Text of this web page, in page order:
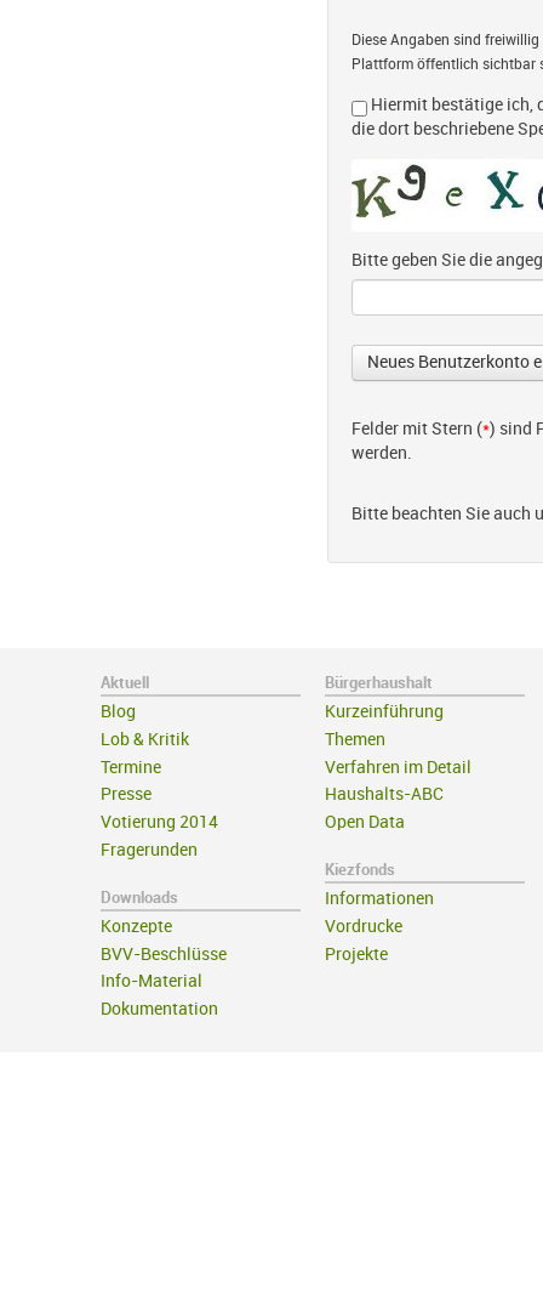
Diese Angaben sind
Plattform öffentlich sichtbar
Hiermit bestätige ich,
die dort beschriebene
Bitte geben Sie die
Felder mit Stern (*) sind
werden.
Bitte beachten Sie auch
Aktuell
Blog
Lob & Kritik
Termine
Presse
Votierung 2014
Fragerunden
Downloads
Konzepte
BVV-Beschlüsse
Info-Material
Dokumentation
Bürgerhaushalt
Kurzeinführung
Themen
Verfahren im Detail
Haushalts-ABC
Open Data
Kiezfonds
Informationen
Vordrucke
Projekte